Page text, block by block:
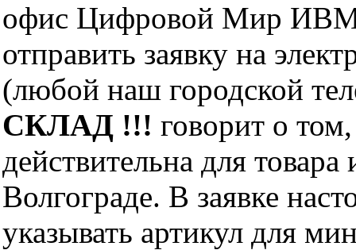
офис Цифровой Мир ИВМ
отправить заявку на
(любой наш городской
СКЛАД !!! говорит о
действительна для
Волгограде. В заявке
указывать артикул для